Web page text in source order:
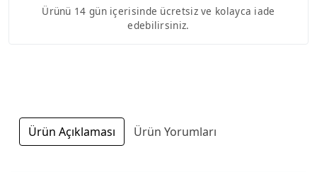
Ürünü 14 gün içerisinde ücretsiz ve kolayca iade
edebilirsiniz.
Ürün Açıklaması Ürün Yorumları